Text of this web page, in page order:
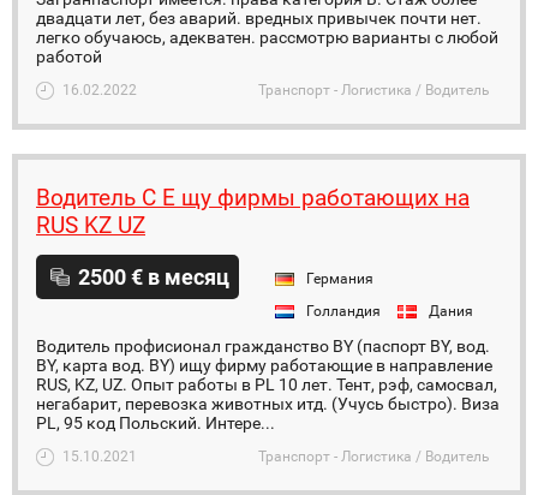
двадцати лет, без аварий. вредных привычек почти нет.
легко обучаюсь, адекватен. рассмотрю варианты с любой
работой
16.02.2022 Транспорт - Логистика / Водитель
Водитель С Е щу фирмы работающих на
RUS KZ UZ
2500 € в месяц
Германия
Голландия
Дания
Водитель профисионал гражданство BY (паспорт BY, вод.
BY, карта вод. BY) ищу фирму работающие в направление
RUS, KZ, UZ. Опыт работы в PL 10 лет. Тент, рэф, самосвал,
негабарит, перевозка животных итд. (Учусь быстро). Виза
PL, 95 код Польский. Интере...
15.10.2021 Транспорт - Логистика / Водитель